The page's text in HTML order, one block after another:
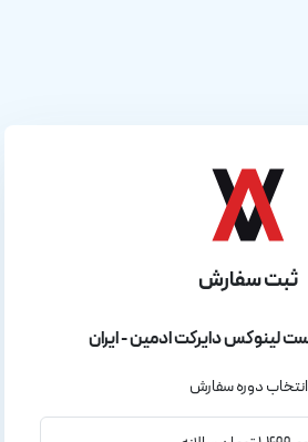
ثبت سفارش
انتخاب دوره سفارش